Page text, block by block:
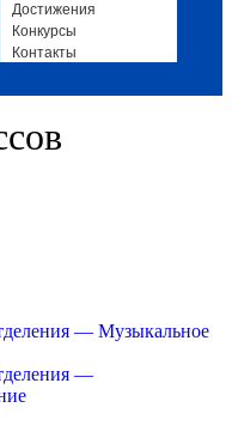
Достижения
Конкурсы
Контакты
— Музыкальное
—